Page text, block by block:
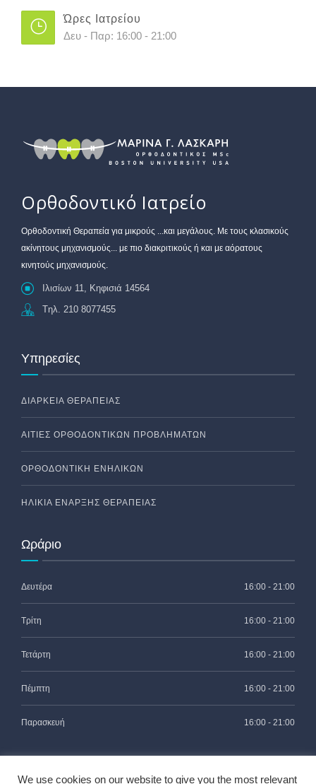
Ώρες Ιατρείου
Δευ - Παρ: 16:00 - 21:00
Ορθοδοντικό Ιατρείο
Oρθοδοντική Θεραπεία για μικρούς ...και μεγάλους. Με τους κλασικούς
ακίνητους μηχανισμούς... με πιο διακριτικούς ή και με αόρατους
κινητούς μηχανισμούς.
Ιλισίων 11, Κηφισιά 14564
Tηλ. 210 8077455
Υπηρεσίες
ΔΙΆΡΚΕΙΑ ΘΕΡΑΠΕΊΑΣ
ΑΙΤΊΕΣ ΟΡΘΟΔΟΝΤΙΚΏΝ ΠΡΟΒΛΗΜΆΤΩΝ
ΟΡΘΟΔΟΝΤΙΚΉ ΕΝΗΛΊΚΩΝ
ΗΛΙΚΊΑ ΈΝΑΡΞΗΣ ΘΕΡΑΠΕΊΑΣ
Ωράριο
Δευτέρα 16:00 - 21:00
Τρίτη 16:00 - 21:00
Τετάρτη 16:00 - 21:00
Πέμπτη 16:00 - 21:00
Παρασκευή 16:00 - 21:00
We use cookies on our website to give you the most relevant